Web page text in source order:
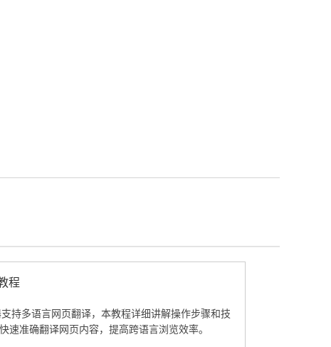
程
支持多语言网页翻译，本教程详细讲解操作步骤和技
速准确翻译网页内容，提高跨语言浏览效率。